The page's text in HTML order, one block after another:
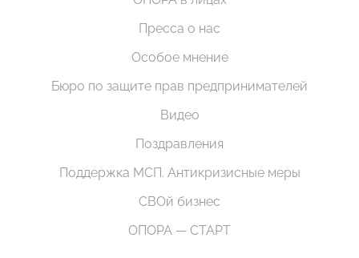
Пресса о нас
Особое мнение
Бюро по защите прав предпринимателей
Видео
Поздравления
Поддержка МСП. Антикризисные меры
СВОй бизнес
ОПОРА — СТАРТ